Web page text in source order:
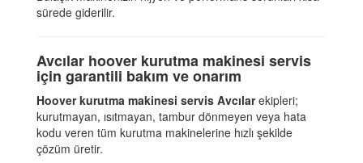
sürede giderilir.
Avcılar hoover kurutma makinesi servis
için garantili bakım ve onarım
Hoover kurutma makinesi servis Avcılarekipleri;
kurutmayan, ısıtmayan, tambur dönmeyen veya hata
kodu veren tüm kurutma makinelerine hızlı şekilde
çözüm üretir.